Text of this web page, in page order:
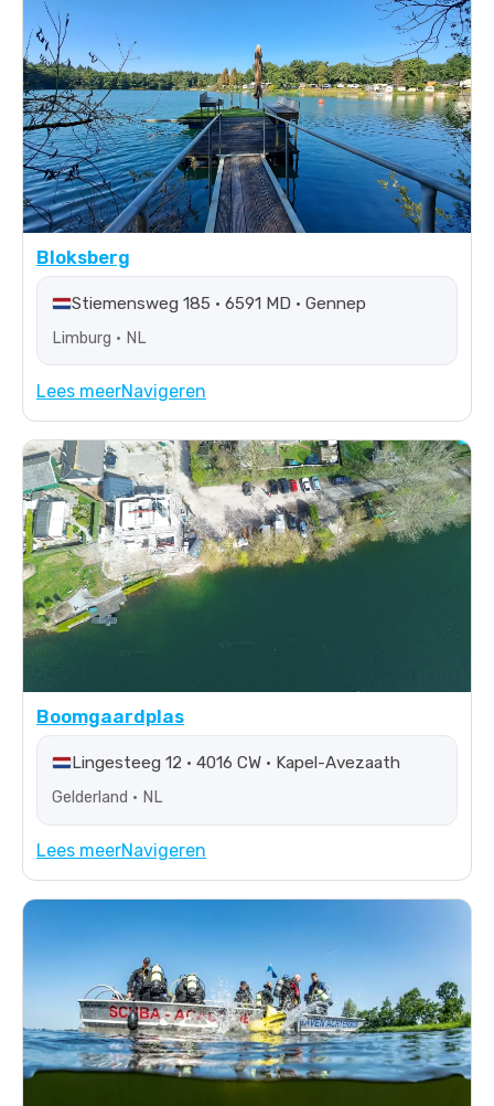
Bloksberg
Stiemensweg 185 • 6591 MD • Gennep
Limburg • NL
Lees meerNavigeren
Boomgaardplas
Lingesteeg 12 • 4016 CW • Kapel-Avezaath
Gelderland • NL
Lees meerNavigeren